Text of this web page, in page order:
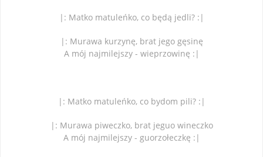
|: Matko matuleńko, co będą jedli? :|
|: Murawa kurzynę, brat jego gęsinę
A mój najmilejszy - wieprzowinę :|
|: Matko matuleńko, co bydom pili? :|
|: Murawa piweczko, brat jeguo wineczko
A mój najmilejszy - guorzołeczkę :|